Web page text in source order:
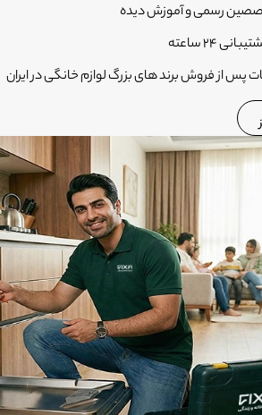
رسمی و آموزش دیده
ساعته
از فروش برند های بزرگ لوازم خانگی در ایران